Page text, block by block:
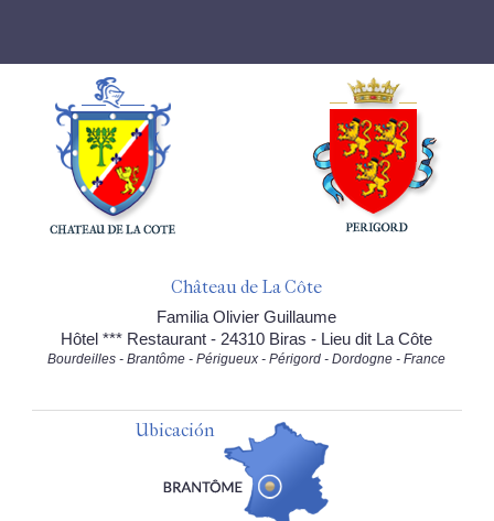
Château de La Côte
Familia Olivier Guillaume
Hôtel *** Restaurant - 24310 Biras - Lieu dit La Côte
Bourdeilles - Brantôme - Périgueux - Périgord - Dordogne - France
Ubicación